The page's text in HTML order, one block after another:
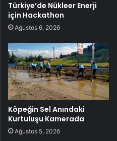
Türkiye’de Nükleer Enerji
için Hackathon
Ağustos 6, 2026
Köpeğin Sel Anındaki
Kurtuluşu Kamerada
Ağustos 5, 2026